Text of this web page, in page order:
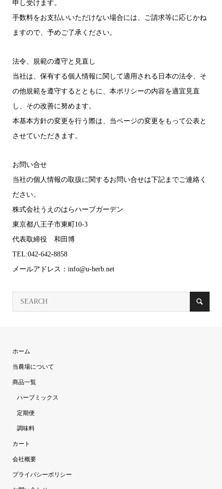
申し受けます。
手数料をお支払いいただけない場合には、ご請求等に応じかね
ますので、予めご了承ください。
法令、規範の遵守と見直し
当社は、保有する個人情報に関して適用される日本の法令、そ
の他規範を遵守するとともに、本ポリシーの内容を適宜見直
し、その改善に努めます。
本基本方針の変更を行う際は、当ページの変更をもって公表と
させていただきます。
お問い合せ
当社の個人情報の取扱に関するお問い合せは下記までご連絡く
ださい。
株式会社うえのはらハーブガーデン
東京都八王子市東町10-3
代表取締役 和田博
TEL:042-642-8858
メールアドレス：info@u-herb.net
ホーム
当農場について
商品一覧
ハーブミックス
定期便
調味料
カート
会社概要
プライバシーポリシー